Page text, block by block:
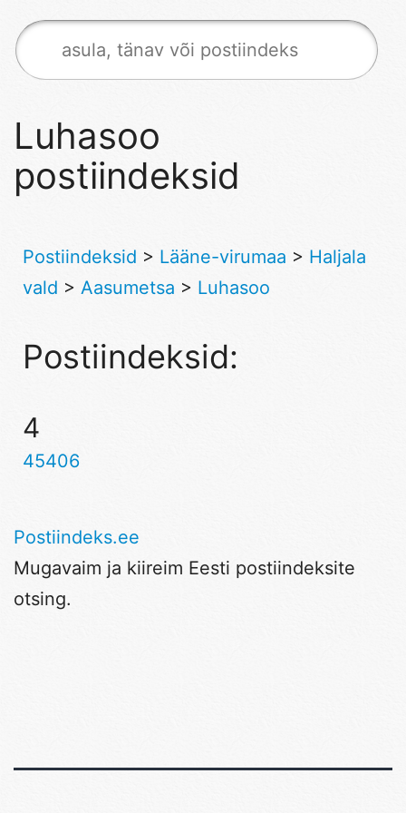
Luhasoo
postiindeksid
Postiindeksid > Lääne-virumaa > Haljala
vald > Aasumetsa > Luhasoo
Postiindeksid:
4
45406
Postiindeks.ee
Mugavaim ja kiireim Eesti postiindeksite
otsing.